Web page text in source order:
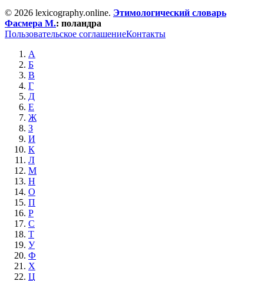
© 2026 lexicography.online. Этимологический словарь
Фасмера М.: поландра
Пользовательское соглашениеКонтакты
А
Б
В
Г
Д
Е
Ж
З
И
К
Л
М
Н
О
П
Р
С
Т
У
Ф
Х
Ц